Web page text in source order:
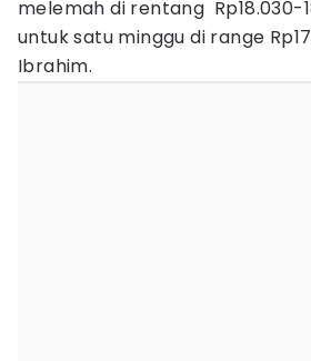
melemah di rentang Rp18.030-
untuk satu minggu di range
Ibrahim.